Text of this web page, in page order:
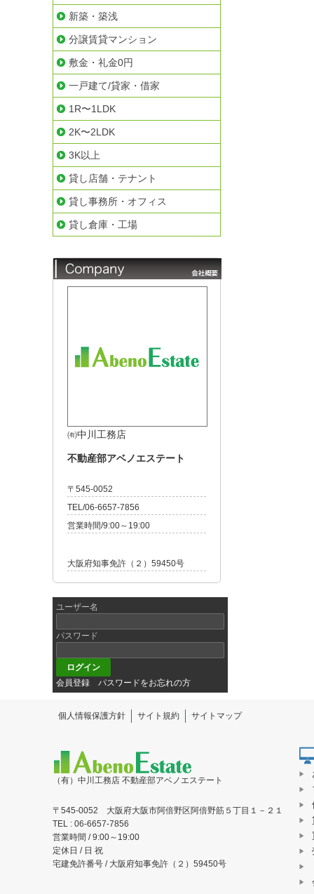
新築・築浅
分譲賃貸マンション
敷金・礼金0円
一戸建て/貸家・借家
1R〜1LDK
2K〜2LDK
3K以上
貸し店舗・テナント
貸し事務所・オフィス
貸し倉庫・工場
㈲中川工務店
不動産部アベノエステート
〒545-0052
TEL/06-6657-7856
営業時間/9:00～19:00
大阪府知事免許（２）59450号
ユーザー名
パスワード
会員登録 パスワードをお忘れの方
個人情報保護方針 サイト規約 サイトマップ
（有）中川工務店 不動産部アベノエステート
〒545-0052 大阪府大阪市阿倍野区阿倍野筋５丁目１－２１
TEL : 06-6657-7856
営業時間 / 9:00～19:00
定休日 / 日 祝
宅建免許番号 / 大阪府知事免許（２）59450号